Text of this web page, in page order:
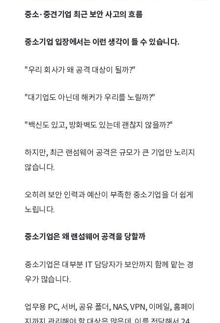
중소·중견기업 최근 보안 사고의 흐름
중소기업 입장에서는 이런 생각이 들 수 있습니다.
"우리 회사가 왜 공격 대상이 될까?"
"대기업도 아닌데 해커가 우리를 노릴까?"
"백신도 있고, 방화벽도 있는데 괜찮지 않을까?"
하지만, 최근 랜섬웨어 공격은 규모가 큰 기업만 노리지
않습니다.
오히려 보안 인력과 예산이 부족한 중소기업을 더 쉽게
노립니다.
중소기업은 왜 랜섬웨어 공격을 당할까
중소기업은 대부분 IT 담당자가 보안까지 함께 맡는 경
우가 많습니다.
업무용 PC, 서버, 공유 폴더, NAS, VPN, 이메일, 홈페이